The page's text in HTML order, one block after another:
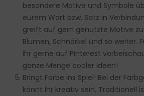
besondere Motive und Symbole
eurem Wort bzw. Satz in
greift auf gern genutzte Motive
Blumen, Schnörkel und so weiter.
ihr gerne auf Pinterest
ganze Menge cooler Ideen!
Bringt Farbe ins Spiel! Bei der
könnt ihr kreativ sein. Traditionell